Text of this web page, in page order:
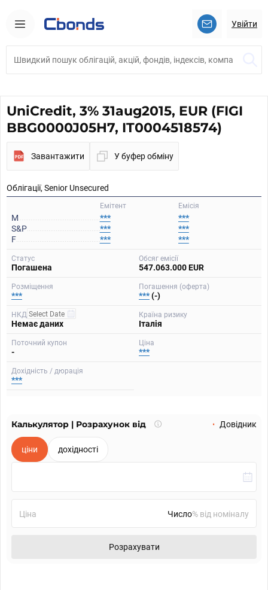
Увійти
UniCredit, 3% 31aug2015, EUR (FIGI
BBG0000J05H7, IT0004518574)
Завантажити У буфер обміну
Облігації, Senior Unsecured
Емісія
Емітент
M ***
***
S&P
***
***
F
***
***
Статус
Погашена
Обсяг емісії
547.063.000 EUR
Розміщення
***
Погашення (оферта)
***(-)
НКД
Немає даних
Країна ризику
Італія
Поточний купон
-
Ціна
***
Дохідність / дюрація
***
Калькулятор | Розрахунок від
Що
Довідник
ціни дохідності
Ціна % від номіналу
Розрахувати